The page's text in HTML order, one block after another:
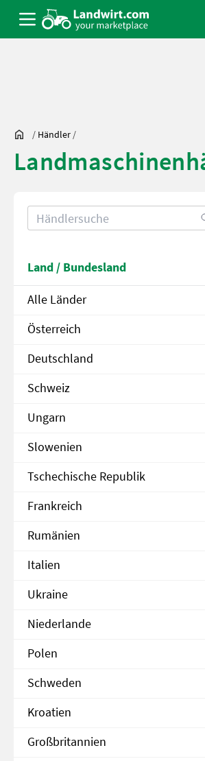
/ Händler /
Land / Bundesland
Alle Länder
Österreich
Deutschland
Schweiz
Ungarn
Slowenien
Tschechische Republik
Frankreich
Rumänien
Italien
Ukraine
Niederlande
Polen
Schweden
Kroatien
Großbritannien